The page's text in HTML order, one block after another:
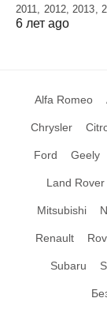
2011, 2012, 2013,
6 лет ago
Alfa Romeo
Chrysler
Ford Geely
Land Rover
Mitsubishi
Renault
Subaru